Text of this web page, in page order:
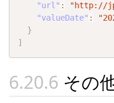
"url" :
"http://
"valueDate" :
}
]
その